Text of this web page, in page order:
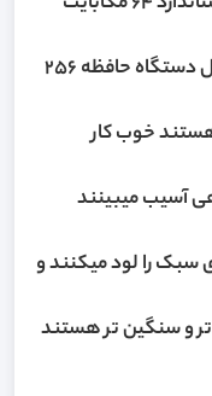
ولی بسیاری از تعمیرکاران بر روی این مدل دستگاه حافظه 256
هستند خوب کار
آسیب میبینند
را لود میکنند و
و سنگین تر هستند